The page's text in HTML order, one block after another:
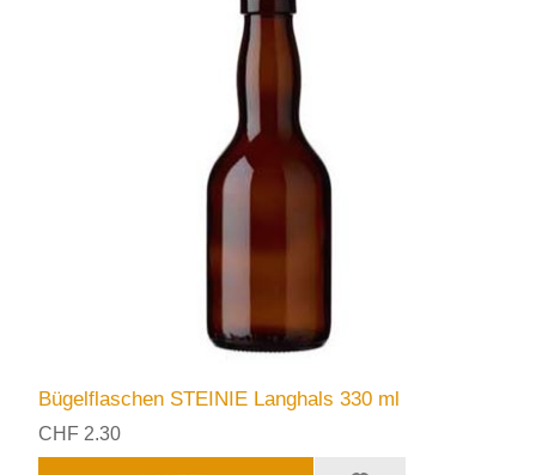
Bügelflaschen STEINIE Langhals 330 ml
CHF 2.30